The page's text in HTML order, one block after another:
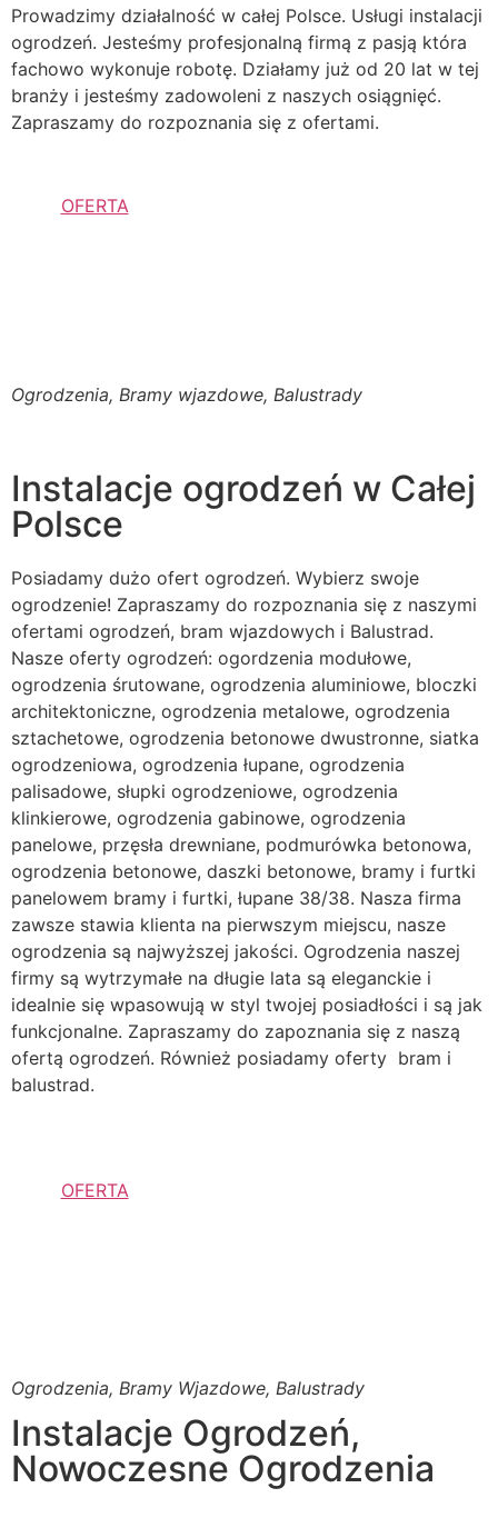
Prowadzimy działalność w całej Polsce. Usługi instalacji
ogrodzeń. Jesteśmy profesjonalną firmą z pasją która
fachowo wykonuje robotę. Działamy już od 20 lat w tej
branży i jesteśmy zadowoleni z naszych osiągnięć.
Zapraszamy do rozpoznania się z ofertami.
OFERTA
Ogrodzenia, Bramy wjazdowe, Balustrady
Instalacje ogrodzeń w Całej
Polsce
Posiadamy dużo ofert ogrodzeń. Wybierz swoje
ogrodzenie! Zapraszamy do rozpoznania się z naszymi
ofertami ogrodzeń, bram wjazdowych i Balustrad.
Nasze oferty ogrodzeń: ogordzenia modułowe,
ogrodzenia śrutowane, ogrodzenia aluminiowe, bloczki
architektoniczne, ogrodzenia metalowe, ogrodzenia
sztachetowe, ogrodzenia betonowe dwustronne, siatka
ogrodzeniowa, ogrodzenia łupane, ogrodzenia
palisadowe, słupki ogrodzeniowe, ogrodzenia
klinkierowe, ogrodzenia gabinowe, ogrodzenia
panelowe, przęsła drewniane, podmurówka betonowa,
ogrodzenia betonowe, daszki betonowe, bramy i furtki
panelowem bramy i furtki, łupane 38/38. Nasza firma
zawsze stawia klienta na pierwszym miejscu, nasze
ogrodzenia są najwyższej jakości. Ogrodzenia naszej
firmy są wytrzymałe na długie lata są eleganckie i
idealnie się wpasowują w styl twojej posiadłości i są jak
funkcjonalne. Zapraszamy do zapoznania się z naszą
ofertą ogrodzeń. Również posiadamy oferty bram i
balustrad.
OFERTA
Ogrodzenia, Bramy Wjazdowe, Balustrady
Instalacje Ogrodzeń,
Nowoczesne Ogrodzenia